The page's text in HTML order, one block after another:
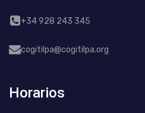
+34 928 243 345
cogitilpa@cogitilpa.org
Horarios